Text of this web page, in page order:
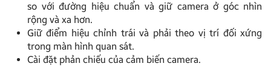
so với đường hiệu chuẩn và giữ camera ở góc nhìn
rộng và xa hơn.
Giữ điểm hiệu chỉnh trái và phải theo vị trí đối xứng
trong màn hình quan sát.
Cài đặt phản chiếu của cảm biến camera.